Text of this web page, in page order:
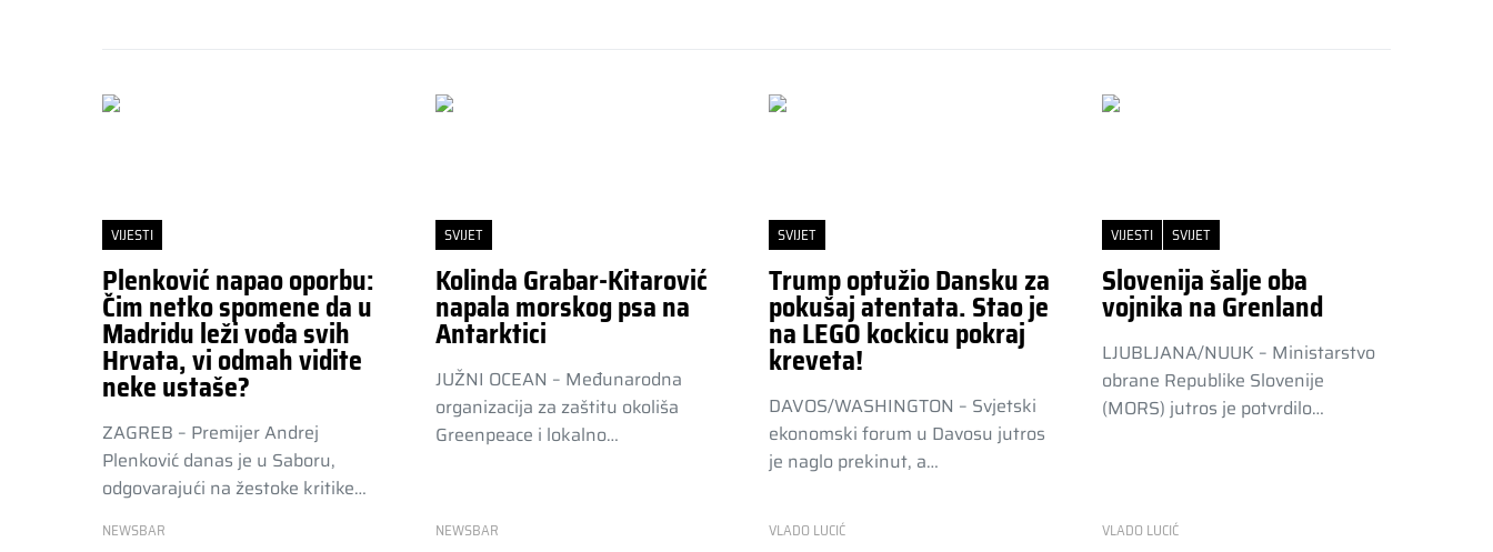
VIJESTI
Plenković napao oporbu:
Čim netko spomene da u
Madridu leži vođa svih
Hrvata, vi odmah vidite
neke ustaše?
ZAGREB – Premijer Andrej
Plenković danas je u Saboru,
odgovarajući na žestoke kritike…
NEWSBAR
SVIJET
Kolinda Grabar-Kitarović
napala morskog psa na
Antarktici
JUŽNI OCEAN – Međunarodna
organizacija za zaštitu okoliša
Greenpeace i lokalno…
NEWSBAR
SVIJET
Trump optužio Dansku za
pokušaj atentata. Stao je
na LEGO kockicu pokraj
kreveta!
DAVOS/WASHINGTON – Svjetski
ekonomski forum u Davosu jutros
je naglo prekinut, a…
VLADO LUCIĆ
VIJESTI SVIJET
Slovenija šalje oba
vojnika na Grenland
LJUBLJANA/NUUK – Ministarstvo
obrane Republike Slovenije
(MORS) jutros je potvrdilo…
VLADO LUCIĆ